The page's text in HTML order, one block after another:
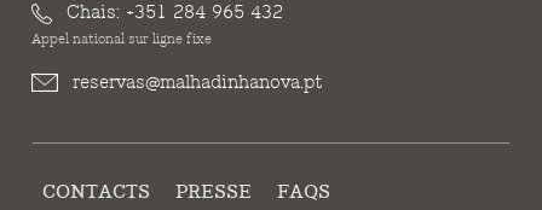
Chais: +351 284 965 432
Appel national sur ligne fixe
reservas@malhadinhanova.pt
CONTACTS PRESSE
FAQS